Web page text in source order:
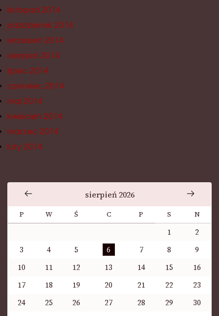
listopad 2014
październik 2014
wrzesień 2014
sierpień 2014
lipiec 2014
czerwiec 2014
maj 2014
kwiecień 2014
marzec 2014
luty 2014
sierpień 2026
P W Ś C P S N
1
2
3
4 5 6 7 8
9
10
11 12 13 14 15
16
17
18 19 20 21 22
23
24
25 26 27 28 29
30